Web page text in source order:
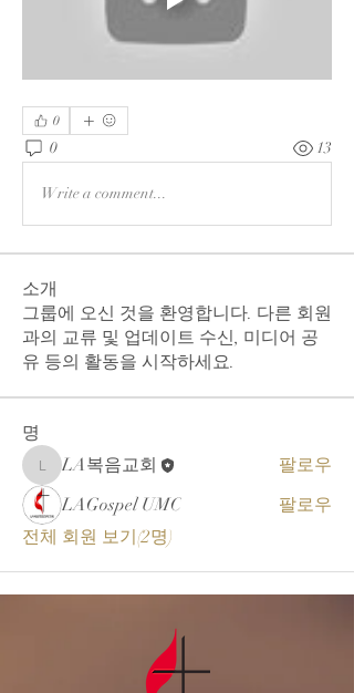
0
0 13
Write a comment...
소개
그룹에 오신 것을 환영합니다. 다른 회원
과의 교류 및 업데이트 수신, 미디어 공
유 등의 활동을 시작하세요.
명
LA복음교회
LA복음교회
팔로우
LAGospel UMC
팔로우
전체 회원 보기(2명)